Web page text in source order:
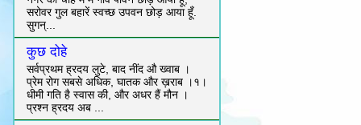
सरोवर गुल बहारें स्वच्छ उपवन छोड़ आया हूँ.
सुगन्...
कुछ दोहे
सर्वप्रथम ह्रदय लुटे, बाद नींद औ ख्वाब ।
प्रेम रोग सबसे अधिक, घातक और ख़राब ।१।
धीमी गति है स्वास की, और अधर हैं मौन ।
प्रश्न ह्रदय अब ...